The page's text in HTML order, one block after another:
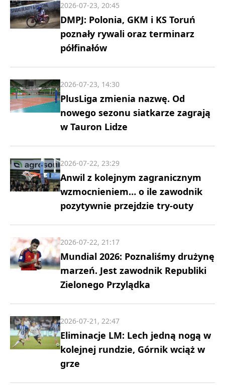
DMPJ: Polonia, GKM i KS Toruń
poznały rywali oraz terminarz
półfinałów
2026-07-23, 20:45
PlusLiga zmienia nazwę. Od
nowego sezonu siatkarze zagrają
w Tauron Lidze
2026-07-23, 14:30
Anwil z kolejnym zagranicznym
wzmocnieniem… o ile zawodnik
pozytywnie przejdzie try-outy
2026-07-22, 23:29
Mundial 2026: Poznaliśmy drużynę
marzeń. Jest zawodnik Republiki
Zielonego Przylądka
2026-07-22, 21:17
Eliminacje LM: Lech jedną nogą w
kolejnej rundzie, Górnik wciąż w
grze
2026-07-21, 22:47